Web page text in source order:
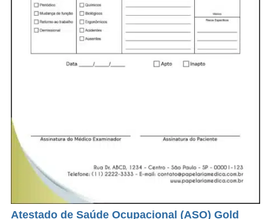
Atestado de Saúde Ocupacional (ASO) Gold